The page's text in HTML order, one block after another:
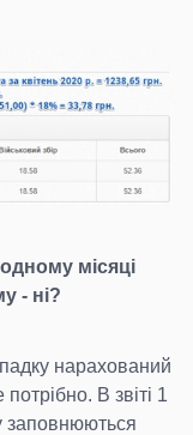
місяці
- ні?
нарахований
В звіті 1
заповнюються